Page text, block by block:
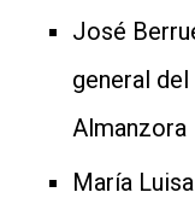
José
general del
Almanzora
María